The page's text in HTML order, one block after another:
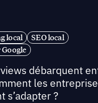
local
SEO local
débarquent
les
s’adapter ?